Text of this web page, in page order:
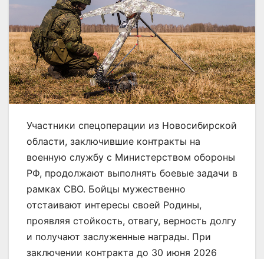
Участники спецоперации из Новосибирской
области, заключившие контракты на
военную службу с Министерством обороны
РФ, продолжают выполнять боевые задачи в
рамках СВО. Бойцы мужественно
отстаивают интересы своей Родины,
проявляя стойкость, отвагу, верность долгу
и получают заслуженные награды. При
заключении контракта до 30 июня 2026